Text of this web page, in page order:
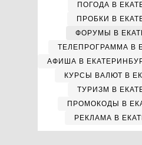
ПОГОДА В
ПРОБКИ В
ФОРУМЫ В
ТЕЛЕПРОГРАММА В
АФИША В
КУРСЫ ВАЛЮТ В
ТУРИЗМ В
ПРОМОКОДЫ В
РЕКЛАМА В